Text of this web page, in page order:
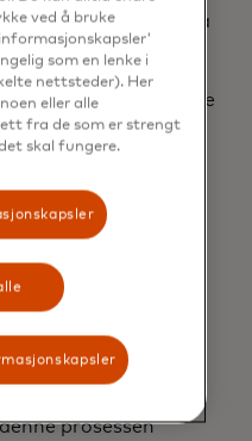
for å nyte tiden på
å la de ansatte reise
når det
og redusere de totale
utgifter raskt
sendt inn raskt, men
gjennomgangs- og
prosessen
ved å bruke
som en lenke i
nettsteder). Her
eller alle
fra de som er strengt
skal fungere.